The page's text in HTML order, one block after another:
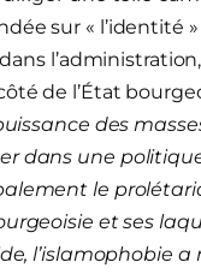
sur « l’identité
de l’État
des
dans une
le
et ses
l’islamophobie